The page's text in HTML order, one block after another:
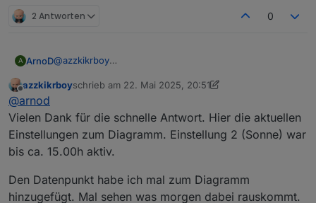
2 Antworten 0
A ArnoD@azzkikrboy
SoC sich ändert oder nach Ablauf von höchstens 5
Parameter sich geändert haben.
Kannst du mir ein Screenshot von deinen Einstellungen
zu diesem Diagramm schicken und welche Einstellung
gerade aktiv war.
Leistung das Skript die Regelung E3DC überlassen hat.
Hier mal ein Beispiel von mir gestern:
Der grüne Balken ganz unten im Diagramm zeigt an,
Skript.
Bei stark schwankender PV-Leistung oder wenn die PV-
Leistung geringer ist als die berechnete Ladeleistung
wir die Regelung E3DC überlassen, da man mit einem
schnell reagieren kann.
Du kannst ja mal bei dir auch die Objekt-IDe3dc-
Offline
azzkikrboyschrieb am 22. Mai 2025, 20:51
zuletzt editiert von azzkikrboy
@arnod
Vielen Dank für die schnelle Antwort. Hier die aktuellen
Einstellungen zum Diagramm. Einstellung 2 (Sonne) war
bis ca. 15.00h aktiv.
Den Datenpunkt habe ich mal zum Diagramm
hinzugefügt. Mal sehen was morgen dabei rauskommt.